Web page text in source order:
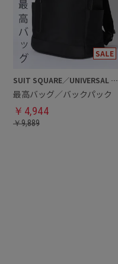
SUIT SQUARE／UNIVERSAL LANGUAGE
最高バッグ／バックパック
￥ 4,944
￥9,889